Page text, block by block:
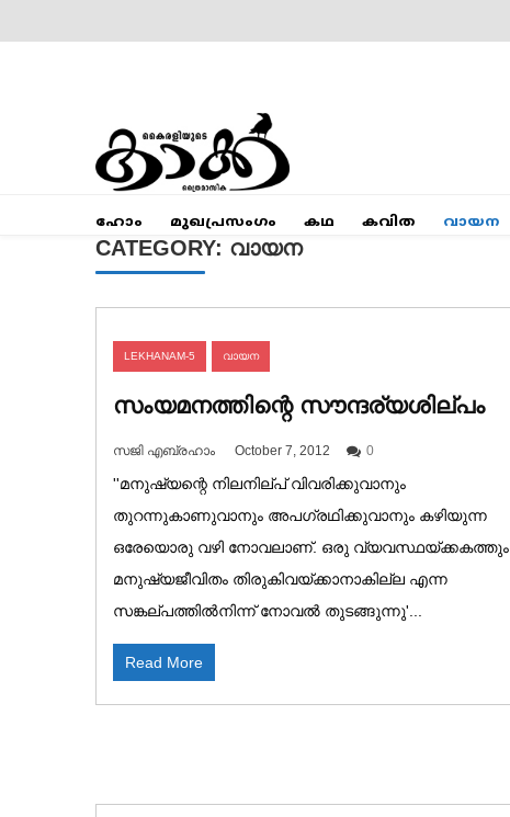
Mumbai Kaakka
ഹോം മുഖപ്രസംഗം കഥ കവിത വായന
CATEGORY: വായന
LEKHANAM-5 വായന
സംയമനത്തിന്റെ സൗന്ദര്യശില്പം
സജി എബ്രഹാം October 7, 2012 0
''മനുഷ്യന്റെ നിലനില്പ് വിവരിക്കുവാനും
തുറന്നുകാണുവാനും അപഗ്രഥിക്കുവാനും കഴിയുന്ന
ഒരേയൊരു വഴി നോവലാണ്. ഒരു വ്യവസ്ഥയ്ക്കകത്തും
മനുഷ്യജീവിതം തിരുകിവയ്ക്കാനാകില്ല എന്ന
സങ്കല്പത്തിൽനിന്ന് നോവൽ തുടങ്ങുന്നു'...
Read More